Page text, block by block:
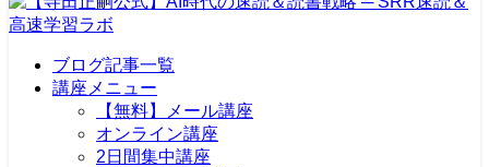
ブログ記事一覧
講座メニュー
【無料】メール講座
オンライン講座
2日間集中講座